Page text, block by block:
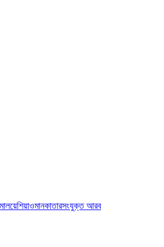
মালয়েশিয়াওমানকাতারসংযুক্ত আরব